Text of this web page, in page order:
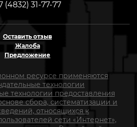
(4832) 31-77-77
Оставить отзыв
Жалоба
Предложение
ресурсе применяются
технологии
технологии предоставления
сбора, систематизации и
относящихся к
сети «Интернет»,